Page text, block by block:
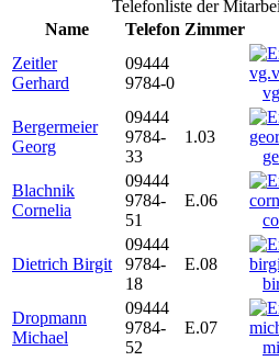
Telefonliste der
Name
Telefon Zimmer
Zeitler
Gerhard
09444
9784-0
Bergermeier
Georg
09444
9784-
33
1.03
Blachnik
Cornelia
09444
9784-
51
E.06
Dietrich Birgit
09444
9784-
18
E.08
Dropmann
Michael
09444
9784-
52
E.07